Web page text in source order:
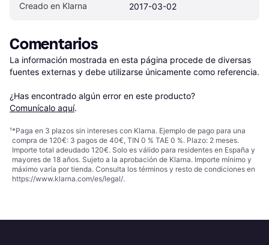
Creado en Klarna 2017-03-02
Comentarios
La información mostrada en esta página procede de diversas
fuentes externas y debe utilizarse únicamente como referencia.
¿Has encontrado algún error en este producto?
Comunícalo aquí.
¹*Paga en 3 plazos sin intereses con Klarna. Ejemplo de pago para una
compra de 120€: 3 pagos de 40€, TIN 0 % TAE 0 %. Plazo: 2 meses.
Importe total adeudado 120€. Solo es válido para residentes en España y
mayores de 18 años. Sujeto a la aprobación de Klarna. Importe mínimo y
máximo varía por tienda. Consulta los términos y resto de condiciones en
https://www.klarna.com/es/legal/.